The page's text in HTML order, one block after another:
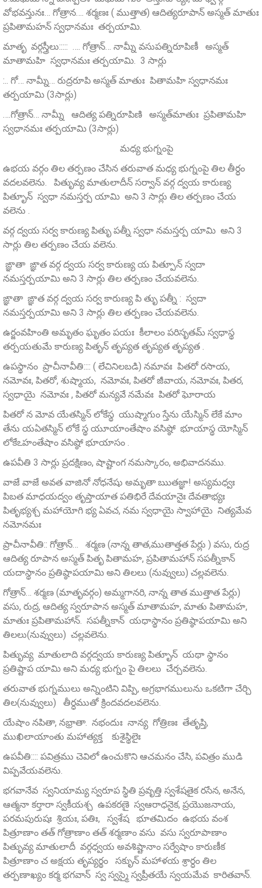
వోభవన్తునః… గోత్రాన…. శర్మణః ( ముత్తాత) ఆదిత్యరూపాన్‌ అస్మత్‌ మాతుః
ప్రపితామహన్‌ స్వధానమః తర్పయామి.
మాతృ వర్గస్త్రీలు::::: …. గోత్రాన్… నామ్నీ వసుపత్నిరూపిణీ అస్మత్‌
మాతామహి స్వధానమః తర్పయామి. 3 సార్లు
:.. గో… నామ్నీ… రుద్రరూపి అస్మత్‌ మాతుః పితామహి స్వధానమః
తర్పయామి (3సార్లు)
….గోత్రాన్… నామ్నీ ఆదిత్య పత్నిరూపిణి అస్మత్‌మాతుః ప్రపితామహి
స్వధానమః తర్పయామి (3సార్లు)
మధ్య భుగ్నంపై
ఉభయ వర్గం తిల తర్పణం చేసిన తరువాత మధ్య భుగ్నంపై తిల తీర్ధం
వదలవలెను. పితృువ్య మాతులాదీన్ సర్వాన్ వర్గ ద్వయ కారుణ్య
పితృూన్ స్వధా నమస్తర్ప యామి అని 3 సార్లు తిల తర్పణం చేయ
వలెను .
వర్గ ద్వయ సర్వ కారుణ్య పితృు పత్నీ స్వధా నమస్తర్ప యామి అని 3
సార్లు తిల తర్పణం చేయ వలెను.
ఙ్ఞాతా ఙ్ఞాత వర్గ ద్వయ సర్వ కారుణ్య య పిత్పూన్ స్వదా
నమస్తర్పయామి అని 3 సార్లు తిల తర్పణం చేయవలెను.
ఙ్ఞాతా ఙ్ఞాత వర్గ ద్వయ సర్వ కారుణ్య పి తృు పత్నీ : స్వదా
నమస్తర్పయామి అని 3 సార్లు తిల తర్పణం చేయవలెను.
ఉర్జంవహింతి అమృతం ఘృతం పయః కీలాలం పరిసృతమ్‌ స్వధాస్థ
తర్పయతుమే కారుణ్య పితృన్‌ తృప్యత తృప్యత తృప్యత .
ఉపస్థానం ప్రాచీనావీతి:::: ( లేచినిలబడి) నమావః పితరో రసాయ,
నమోవః, పితరో, శుష్మాయ, నమోవః, పితరో జీవాయ, నమోవః, పితర,
స్వధాయై నమోవః , పితరో మన్యవే నమేవః పితరో ఘోరాయ
పితరో న మోవ యేతస్మిన్ లోకేస్థ యుష్మాగుం స్తేను యేస్మిన్ లేకే మాం
తేను యఏతస్మిన్ లోకే స్థ యూయాంతేషాం వసిష్ఠో భూయాస్థ యోస్మిన్
లోకేఽహంతేషాం వసిష్ఠో భూయాసం .
ఉపవీతి 3 సార్లు ప్రదక్షిణం, షాష్టాంగ నమస్కారం, అభివాదనము.
వాజే వాజే అవత వాజినో నోధనేషు అమృతా ఋతజ్ఞా! అస్యమధ్వః
పిబత మాధయద్వం తృప్తాయాత పతిభిరే దేవయానైః దేవతాభ్యః
పితృభ్యశ్చ మహాయోగి భ్య ఏవచ, నమ స్వధాయై స్వాహాయై నిత్యమేవ
నమోనమః
ప్రాచీనావీతి:: గోత్రాన్… శర్మణ (నాన్న తాత,ముతాత్తత పేర్లు ) వసు, రుద్ర
ఆదిత్య రూపాన అస్మత్‌ పితృ పితామహ, ప్రపితామహాన్‌ సపత్నీకాన్‌
యదాస్థానం ప్రతిష్ఠాపయామి అని తిలలు (నువ్వులు) చల్లవలెను.
గోత్రాన్… శర్మణ (మాతృవర్గం) అమ్మగానరి, నాన్న తాత ముత్తాత పేర్లు)
వసు, రుద్ర, ఆదిత్య స్వరూపాన అస్మత్ మాతామహ, మాతు పితామహ,
మాతుః ప్రపితామహాన్. సపత్నీకాన్ యధాస్థానం ప్రతిష్ఠాపయామి అని
తిలలు(నువ్వులు) చల్లవలెను.
పితృువ్య మాతులాది వర్గద్వయ కారుణ్య పితృూన్ యథా స్థానం
ప్రతిష్టాప యామి అని మధ్య భుగ్నం పై తిలలు చేర్చవలెను.
తరువాత భుగ్నములు అన్నింటిని విప్పి, అగ్రభాగములును ఒకటిగా చేర్చి
తిల(నువ్వులు) తీర్ధముతో క్రిందవదలవలెను.
యేషాం నపితా, నభ్రాతా. నభందుః నాన్య గోత్రిణః తేతృప్తి,
ముఖిలాయాంతు మహాత్యక్త కుశైస్థిలైః
ఉపవీతి:::: పవిత్రము చెవిలో ఉంచుకొని ఆచమనం చేసి, పవిత్రం ముడి
విప్పవేయవలెను.
భగవానేవ స్వనియామ్య స్వరూప స్థితి ప్రవృత్తి స్వశేషతైక రసేన, అనేన,
ఆత్మనా కర్తారా స్వకీయశ్చ ఉపకరణై స్వఆరాధనైక, ప్రయొజనాయ,
పరమపురుషః శ్రియః, పతిః, స్వశేష భూతమిదం ఉభయ వంశ
పిత్రూణాం తత్ గోత్రాణాం తత్ శర్మణాం వసు వసు స్వరూపాణాం
పితృువ్య మాతులాదీ వర్గధ్వయ అవశిష్టానాం సర్వేషాం కారుణీక
పిత్రూణాం చ అక్షయ తృప్యర్థం సకృున్ మహాళయ శ్రార్ధం తిల
తర్పణాఖ్యం కర్మ భగవాన్ స్వ స్వస్మై స్వప్రీతయే స్వయమేవ కారితవాన్.